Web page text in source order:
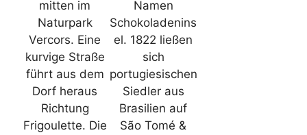
mitten im
Naturpark
Vercors. Eine
kurvige Straße
führt aus dem
Dorf heraus
Richtung
Frigoulette. Die
Namen
Schokoladenins
el. 1822 ließen
sich
portugiesischen
Siedler aus
Brasilien auf
São Tomé &